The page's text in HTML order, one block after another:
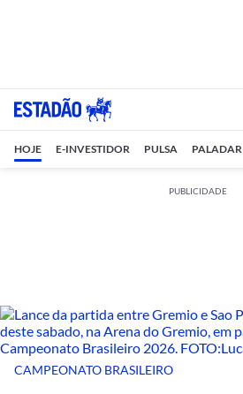
HOJE E-INVESTIDOR PULSA PALADAR
PUBLICIDADE
CAMPEONATO BRASILEIRO